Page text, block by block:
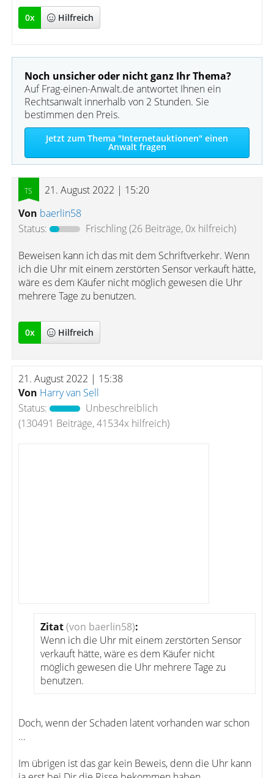
0x Hilfreich
Noch unsicher oder nicht ganz Ihr Thema?
Auf Frag-einen-Anwalt.de antwortet Ihnen ein
Rechtsanwalt innerhalb von 2 Stunden. Sie
bestimmen den Preis.
Jetzt zum Thema "Internetauktionen" einen
Anwalt fragen
21. August 2022 | 15:20
Von baerlin58
Status:
Frischling(26 Beiträge, 0x hilfreich)
Beweisen kann ich das mit dem Schriftverkehr. Wenn
ich die Uhr mit einem zerstörten Sensor verkauft hätte,
wäre es dem Käufer nicht möglich gewesen die Uhr
mehrere Tage zu benutzen.
0x Hilfreich
21. August 2022 | 15:38
Von Harry van Sell
Status:
Unbeschreiblich
(130491 Beiträge, 41534x hilfreich)
Zitat(von baerlin58):
Wenn ich die Uhr mit einem zerstörten Sensor
verkauft hätte, wäre es dem Käufer nicht
möglich gewesen die Uhr mehrere Tage zu
benutzen.
Doch, wenn der Schaden latent vorhanden war schon
...
Im übrigen ist das gar kein Beweis, denn die Uhr kann